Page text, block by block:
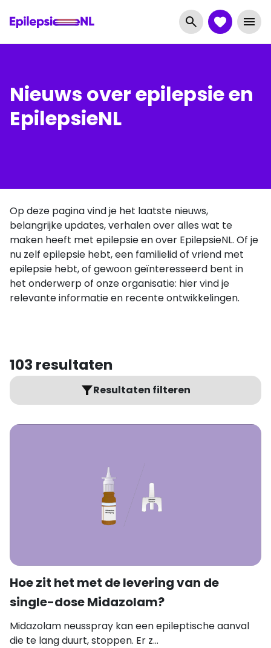
Nieuws over epilepsie en
EpilepsieNL
Op deze pagina vind je het laatste nieuws,
belangrijke updates, verhalen over alles wat te
maken heeft met epilepsie en over EpilepsieNL. Of je
nu zelf epilepsie hebt, een familielid of vriend met
epilepsie hebt, of gewoon geïnteresseerd bent in
het onderwerp of onze organisatie: hier vind je
relevante informatie en recente ontwikkelingen.
103 resultaten
Resultaten filteren
Hoe zit het met de levering van de
single-dose Midazolam?
Midazolam neusspray kan een epileptische aanval
die te lang duurt, stoppen. Er z...